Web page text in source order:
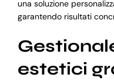
una soluzione
garantendo risultati
estetici